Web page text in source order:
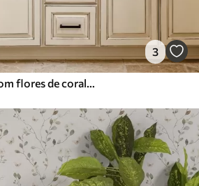
3
Ramos a céu aberto com flores de coral, padrão floral